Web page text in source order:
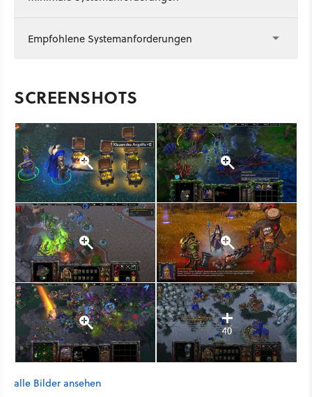
Empfohlene Systemanforderungen
SCREENSHOTS
40
alle Bilder ansehen